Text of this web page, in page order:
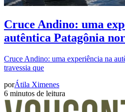
Cruce Andino: uma
autêntica Patagônia
Cruce Andino: uma experiência na
travessia que
porÁtila Ximenes
6 minutos de leitura